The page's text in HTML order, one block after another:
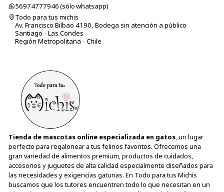
56974777946 (sólo⁣⁣⁣⁣⁣​​​​​​​​​​​​​​​ whatsapp)
Todo para tus michis
Av. Francisco Bilbao 4190, Bodega sin atención a público
Santiago - Las Condes
Región Metropolitana - Chile
Tienda de mascotas online especializada en gatos, un lugar
perfecto para regalonear a tus felinos favoritos. Ofrecemos una
gran variedad de alimentos premium, productos de cuidados,
accesorios y juguetes de alta calidad especialmente diseñados para
las necesidades y exigencias gatunas. En Todo para tus Michis
buscamos que los tutores encuentren todo lo que necesitan en un